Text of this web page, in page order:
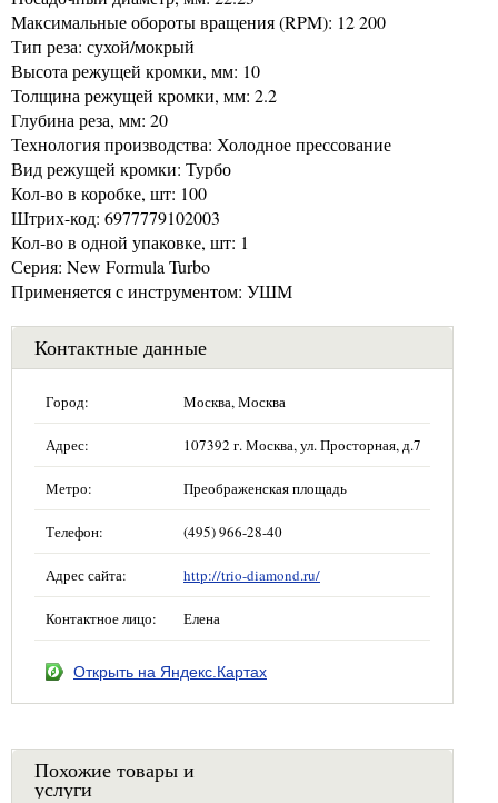
Максимальные обороты вращения (RPM): 12 200
Тип реза: сухой/мокрый
Высота режущей кромки, мм: 10
Толщина режущей кромки, мм: 2.2
Глубина реза, мм: 20
Технология производства: Холодное прессование
Вид режущей кромки: Турбо
Кол-во в коробке, шт: 100
Штрих-код: 6977779102003
Кол-во в одной упаковке, шт: 1
Серия: New Formula Turbo
Применяется с инструментом: УШМ
Контактные данные
Город: Москва, Москва
Адрес: 107392 г. Москва, ул. Просторная, д.7
Метро: Преображенская площадь
Телефон: (495) 966-28-40
Адрес сайта: http://trio-diamond.ru/
Контактное лицо: Елена
Открыть на Яндекс.Картах
Похожие товары и
услуги